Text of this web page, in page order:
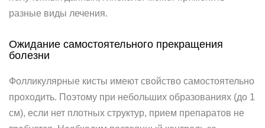
разные виды лечения.
Ожидание самостоятельного прекращения
болезни
Фолликулярные кисты имеют свойство самостоятельно
проходить. Поэтому при небольших образованиях (до 1
см), если нет плотных структур, прием препаратов не